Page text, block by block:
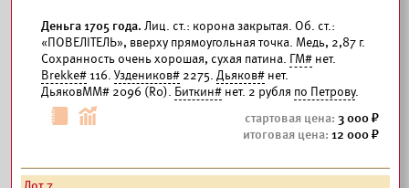
Деньга 1705 года. Лиц. ст.: корона закрытая. Об. ст.:
«ПОВЕЛIТЕЛЬ», вверху прямоугольная точка. Медь, 2,87 г.
Сохранность очень хорошая, сухая патина. ГМ# нет.
Brekke# 116. Уздеников# 2275. Дьяков# нет.
ДьяковММ# 2096 (R0). Биткин# нет. 2 рубля по Петрову.
3 000
12 000